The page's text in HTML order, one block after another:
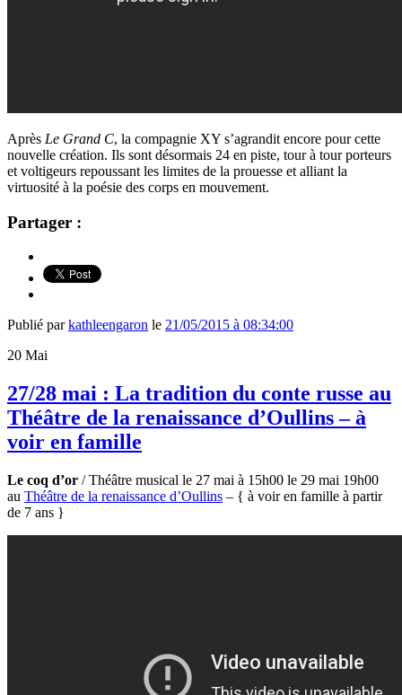
Après Le Grand C, la compagnie XY s’agrandit encore pour cette
nouvelle création. Ils sont désormais 24 en piste, tour à tour porteurs
et voltigeurs repoussant les limites de la prouesse et alliant la
virtuosité à la poésie des corps en mouvement.
Partager :
Publié parkathleengaron le 21/05/2015 à 08:34:00
20 Mai
27/28 mai : La tradition du conte russe au
Théâtre de la renaissance d’Oullins – à
voir en famille
Le coq d’or / Théâtre musical le 27 mai à 15h00 le 29 mai 19h00
au Théâtre de la renaissance d’Oullins – { à voir en famille à partir
de 7 ans }